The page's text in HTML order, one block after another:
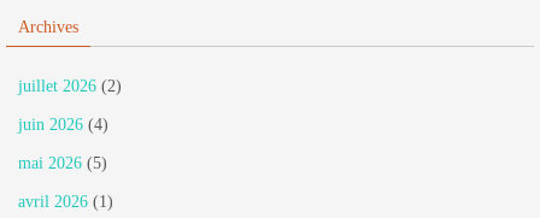
Archives
juillet 2026 (2)
juin 2026 (4)
mai 2026 (5)
avril 2026 (1)